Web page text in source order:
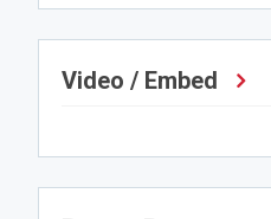
Video / Embed